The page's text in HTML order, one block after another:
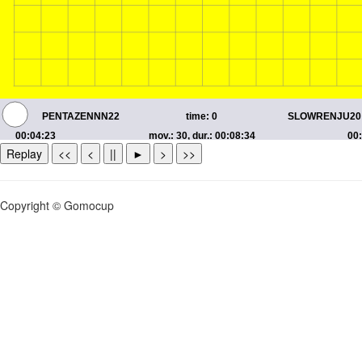
Replay << < || ► > >>
Copyright © Gomocup